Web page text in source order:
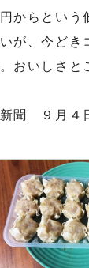
からという
が、今ど
おいしさと
聞 ９月４